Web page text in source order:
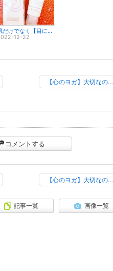
肌だけでなく【目にも優しい】 ジェルクレンジング✨
12-22
【心のヨガ】大切なの…
コメントする
【心のヨガ】大切なの…
記事一覧 画像一覧